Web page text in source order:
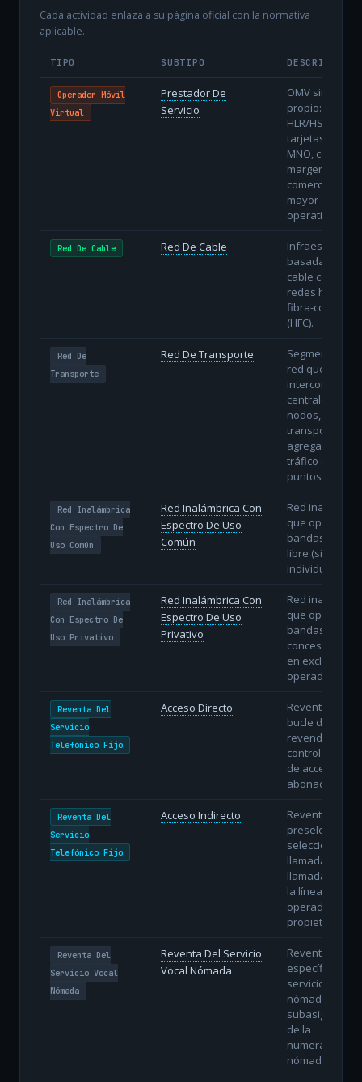
Cada actividad enlaza a su página oficial con la normativa
aplicable.
TIPO SUBTIPO DESCRIPCIÓN
Operador Móvil
Virtual
Prestador De
Servicio
OMV sin núcleo
propio: utiliza
HLR/HSS y
tarjetas del
MNO, con
margen
comercial pero
mayor agilidad
operativa.
Red De Cable Red De Cable
Infraestructura
basada en
cable coaxial o
redes híbridas
fibra-coaxial
(HFC).
Red De
Transporte
Red De Transporte
Segmento de
red que
interconecta
centrales y
nodos,
transportando
agregados de
tráfico entre
puntos.
Red Inalámbrica
Con Espectro De
Uso Común
Red Inalámbrica Con
Espectro De Uso
Común
Red
que opera en
bandas de uso
libre (sin
individual).
Red Inalámbrica
Con Espectro De
Uso Privativo
Red Inalámbrica Con
Espectro De Uso
Privativo
Red
que opera en
bandas
concesionadas
en exclusiva al
operador.
Reventa Del
Servicio
Telefónico Fijo
Acceso Directo
Reventa con
bucle directo:
revendedor
controla la
de acceso del
abonado.
Reventa Del
Servicio
Telefónico Fijo
Acceso Indirecto
Reventa con
preselección o
selección
llamada a
llamada sobre
la línea del
operador
propietario.
Reventa Del
Servicio Vocal
Nómada
Reventa Del Servicio
Vocal Nómada
Reventa
específica del
servicio vocal
nómada con
subasignación
de la
numeración
nómada.